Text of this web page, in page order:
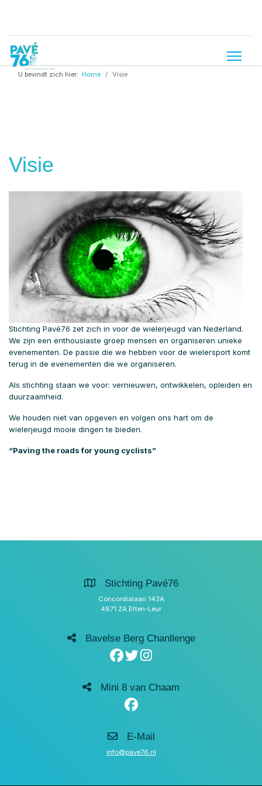
U bevindt zich hier: Home Visie
Visie
Stichting Pavé76 zet zich in voor de wielerjeugd van Nederland.
We zijn een enthousiaste groep mensen en organiseren unieke
evenementen. De passie die we hebben voor de wielersport komt
terug in de evenementen die we organiseren.
Als stichting staan we voor: vernieuwen, ontwikkelen, opleiden en
duurzaamheid.
We houden niet van opgeven en volgen ons hart om de
wielerjeugd mooie dingen te bieden.
“Paving the roads for young cyclists”
Stichting Pavé76
Concordialaan 143A
4871 ZA Etten-Leur
Bavelse Berg Chanllenge
Mini 8 van Chaam
E-Mail
info@pave76.nl